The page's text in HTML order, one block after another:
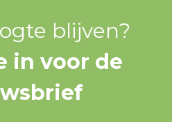
blijven?
in voor de